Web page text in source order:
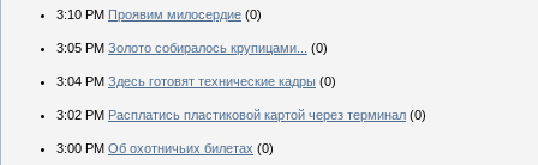
3:10 PM Проявим милосердие (0)
3:05 PM Золото собиралось крупицами... (0)
3:04 PM Здесь готовят технические кадры (0)
3:02 PM Расплатись пластиковой картой через терминал (0)
3:00 PM Об охотничьих билетах (0)